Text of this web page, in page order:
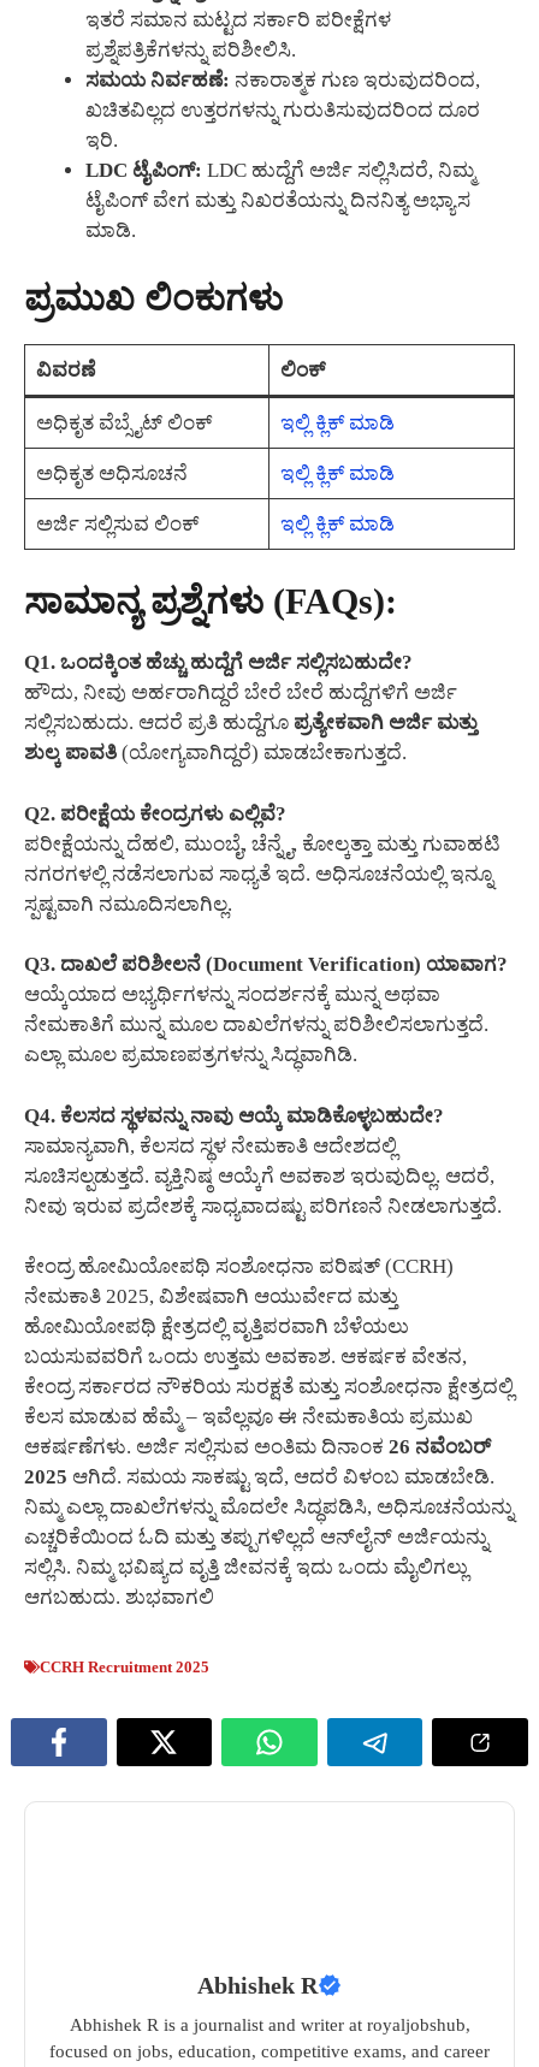
ಇತರೆ ಸಮಾನ ಮಟ್ಟದ ಸರ್ಕಾರಿ ಪರೀಕ್ಷೆಗಳ
ಪ್ರಶ್ನೆಪತ್ರಿಕೆಗಳನ್ನು ಪರಿಶೀಲಿಸಿ.
ಸಮಯ ನಿರ್ವಹಣೆ: ನಕಾರಾತ್ಮಕ ಗುಣ ಇರುವುದರಿಂದ,
ಖಚಿತವಿಲ್ಲದ ಉತ್ತರಗಳನ್ನು ಗುರುತಿಸುವುದರಿಂದ ದೂರ
ಇರಿ.
LDC ಟೈಪಿಂಗ್: LDC ಹುದ್ದೆಗೆ ಅರ್ಜಿ ಸಲ್ಲಿಸಿದರೆ, ನಿಮ್ಮ
ಟೈಪಿಂಗ್ ವೇಗ ಮತ್ತು ನಿಖರತೆಯನ್ನು ದಿನನಿತ್ಯ ಅಭ್ಯಾಸ
ಮಾಡಿ.
ಪ್ರಮುಖ ಲಿಂಕುಗಳು
ವಿವರಣೆ ಲಿಂಕ್
ಅಧಿಕೃತ ವೆಬ್ಸೈಟ್ ಲಿಂಕ್ ಇಲ್ಲಿ ಕ್ಲಿಕ್ ಮಾಡಿ
ಅಧಿಕೃತ ಅಧಿಸೂಚನೆ ಇಲ್ಲಿ ಕ್ಲಿಕ್ ಮಾಡಿ
ಅರ್ಜಿ ಸಲ್ಲಿಸುವ ಲಿಂಕ್ ಇಲ್ಲಿ ಕ್ಲಿಕ್ ಮಾಡಿ
ಸಾಮಾನ್ಯ ಪ್ರಶ್ನೆಗಳು (FAQs):
Q1. ಒಂದಕ್ಕಿಂತ ಹೆಚ್ಚು ಹುದ್ದೆಗೆ ಅರ್ಜಿ ಸಲ್ಲಿಸಬಹುದೇ?
ಹೌದು, ನೀವು ಅರ್ಹರಾಗಿದ್ದರೆ ಬೇರೆ ಬೇರೆ ಹುದ್ದೆಗಳಿಗೆ ಅರ್ಜಿ
ಸಲ್ಲಿಸಬಹುದು. ಆದರೆ ಪ್ರತಿ ಹುದ್ದೆಗೂ ಪ್ರತ್ಯೇಕವಾಗಿ ಅರ್ಜಿ ಮತ್ತು
ಶುಲ್ಕ ಪಾವತಿ (ಯೋಗ್ಯವಾಗಿದ್ದರೆ) ಮಾಡಬೇಕಾಗುತ್ತದೆ.
Q2. ಪರೀಕ್ಷೆಯ ಕೇಂದ್ರಗಳು ಎಲ್ಲಿವೆ?
ಪರೀಕ್ಷೆಯನ್ನು ದೆಹಲಿ, ಮುಂಬೈ, ಚೆನ್ನೈ, ಕೋಲ್ಕತ್ತಾ ಮತ್ತು ಗುವಾಹಟಿ
ನಗರಗಳಲ್ಲಿ ನಡೆಸಲಾಗುವ ಸಾಧ್ಯತೆ ಇದೆ. ಅಧಿಸೂಚನೆಯಲ್ಲಿ ಇನ್ನೂ
ಸ್ಪಷ್ಟವಾಗಿ ನಮೂದಿಸಲಾಗಿಲ್ಲ.
Q3. ದಾಖಲೆ ಪರಿಶೀಲನೆ (Document Verification) ಯಾವಾಗ?
ಆಯ್ಕೆಯಾದ ಅಭ್ಯರ್ಥಿಗಳನ್ನು ಸಂದರ್ಶನಕ್ಕೆ ಮುನ್ನ ಅಥವಾ
ನೇಮಕಾತಿಗೆ ಮುನ್ನ ಮೂಲ ದಾಖಲೆಗಳನ್ನು ಪರಿಶೀಲಿಸಲಾಗುತ್ತದೆ.
ಎಲ್ಲಾ ಮೂಲ ಪ್ರಮಾಣಪತ್ರಗಳನ್ನು ಸಿದ್ಧವಾಗಿಡಿ.
Q4. ಕೆಲಸದ ಸ್ಥಳವನ್ನು ನಾವು ಆಯ್ಕೆ ಮಾಡಿಕೊಳ್ಳಬಹುದೇ?
ಸಾಮಾನ್ಯವಾಗಿ, ಕೆಲಸದ ಸ್ಥಳ ನೇಮಕಾತಿ ಆದೇಶದಲ್ಲಿ
ಸೂಚಿಸಲ್ಪಡುತ್ತದೆ. ವ್ಯಕ್ತಿನಿಷ್ಠ ಆಯ್ಕೆಗೆ ಅವಕಾಶ ಇರುವುದಿಲ್ಲ. ಆದರೆ,
ನೀವು ಇರುವ ಪ್ರದೇಶಕ್ಕೆ ಸಾಧ್ಯವಾದಷ್ಟು ಪರಿಗಣನೆ ನೀಡಲಾಗುತ್ತದೆ.
ಕೇಂದ್ರ ಹೋಮಿಯೋಪಥಿ ಸಂಶೋಧನಾ ಪರಿಷತ್ (CCRH)
ನೇಮಕಾತಿ 2025, ವಿಶೇಷವಾಗಿ ಆಯುರ್ವೇದ ಮತ್ತು
ಹೋಮಿಯೋಪಥಿ ಕ್ಷೇತ್ರದಲ್ಲಿ ವೃತ್ತಿಪರವಾಗಿ ಬೆಳೆಯಲು
ಬಯಸುವವರಿಗೆ ಒಂದು ಉತ್ತಮ ಅವಕಾಶ. ಆಕರ್ಷಕ ವೇತನ,
ಕೇಂದ್ರ ಸರ್ಕಾರದ ನೌಕರಿಯ ಸುರಕ್ಷತೆ ಮತ್ತು ಸಂಶೋಧನಾ ಕ್ಷೇತ್ರದಲ್ಲಿ
ಕೆಲಸ ಮಾಡುವ ಹೆಮ್ಮೆ – ಇವೆಲ್ಲವೂ ಈ ನೇಮಕಾತಿಯ ಪ್ರಮುಖ
ಆಕರ್ಷಣೆಗಳು. ಅರ್ಜಿ ಸಲ್ಲಿಸುವ ಅಂತಿಮ ದಿನಾಂಕ 26 ನವೆಂಬರ್
2025 ಆಗಿದೆ. ಸಮಯ ಸಾಕಷ್ಟು ಇದೆ, ಆದರೆ ವಿಳಂಬ ಮಾಡಬೇಡಿ.
ನಿಮ್ಮ ಎಲ್ಲಾ ದಾಖಲೆಗಳನ್ನು ಮೊದಲೇ ಸಿದ್ಧಪಡಿಸಿ, ಅಧಿಸೂಚನೆಯನ್ನು
ಎಚ್ಚರಿಕೆಯಿಂದ ಓದಿ ಮತ್ತು ತಪ್ಪುಗಳಿಲ್ಲದೆ ಆನ್‌ಲೈನ್ ಅರ್ಜಿಯನ್ನು
ಸಲ್ಲಿಸಿ. ನಿಮ್ಮ ಭವಿಷ್ಯದ ವೃತ್ತಿ ಜೀವನಕ್ಕೆ ಇದು ಒಂದು ಮೈಲಿಗಲ್ಲು
ಆಗಬಹುದು. ಶುಭವಾಗಲಿ
CCRH Recruitment 2025
Abhishek R
Abhishek R is a journalist and writer at royaljobshub,
focused on jobs, education, competitive exams, and career